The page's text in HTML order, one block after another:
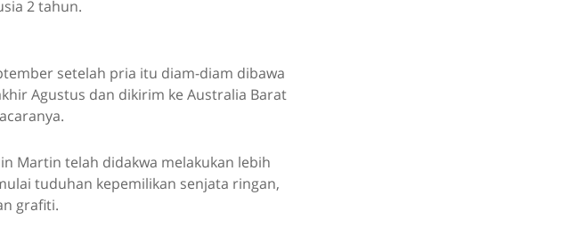
2 tahun.
setelah pria itu diam-diam dibawa
Agustus dan dikirim ke Australia Barat
Martin telah didakwa melakukan lebih
tuduhan kepemilikan senjata ringan,
grafiti.